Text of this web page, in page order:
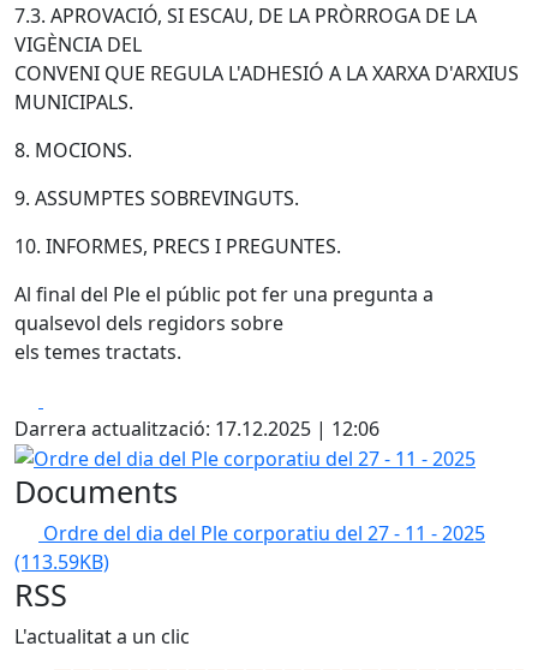
7.3. APROVACIÓ, SI ESCAU, DE LA PRÒRROGA DE LA
VIGÈNCIA DEL
CONVENI QUE REGULA L'ADHESIÓ A LA XARXA D'ARXIUS
MUNICIPALS.
8. MOCIONS.
9. ASSUMPTES SOBREVINGUTS.
10. INFORMES, PRECS I PREGUNTES.
Al final del Ple el públic pot fer una pregunta a
qualsevol dels regidors sobre
els temes tractats.
Darrera actualització: 17.12.2025 | 12:06
Ordre del dia del Ple corporatiu del 27 - 11 - 2025
Documents
Ordre del dia del Ple corporatiu del 27 - 11 - 2025
(113.59KB)
RSS
L'actualitat a un clic